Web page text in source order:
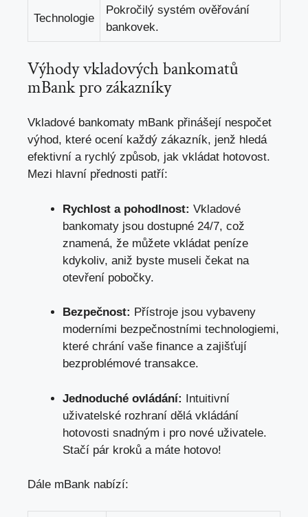
Technologie
Pokročilý systém⁤ ověřování
bankovek.
Výhody ⁤vkladových bankomatů
mBank‍ pro zákazníky
Vkladové⁤ bankomaty mBank přinášejí nespočet
výhod, které ocení každý zákazník,‍ jenž​ hledá​
efektivní a rychlý způsob, jak vkládat hotovost.
Mezi​ hlavní přednosti‍ patří:
Rychlost a pohodlnost: Vkladové
bankomaty jsou dostupné 24/7, což
znamená, že ⁢můžete vkládat peníze
kdykoliv, aniž‌ byste​ museli čekat na
otevření‌ pobočky.
Bezpečnost: Přístroje jsou vybaveny‍
moderními bezpečnostními⁢ technologiemi,​
které chrání ‍vaše ⁢finance ‍a zajišťují
‌bezproblémové transakce.
Jednoduché ovládání: Intuitivní
uživatelské rozhraní dělá⁤ vkládání
hotovosti snadným i pro nové uživatele.
Stačí⁢ pár​ kroků a máte hotovo!
Dále mBank​ nabízí: